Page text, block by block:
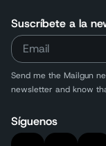
Suscríbete a la
Send me the Mailgun
newsletter and know
Síguenos